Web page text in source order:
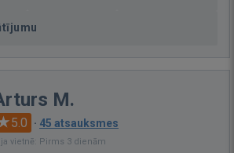
M.
5.0 · 45 atsauksmes
vietnē: Pirms 3 dienām